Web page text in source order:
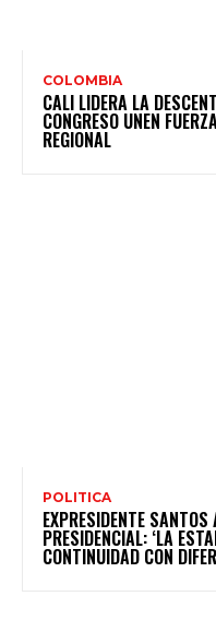
COLOMBIA
CALI LIDERA LA
CONGRESO UNEN
REGIONAL
POLITICA
EXPRESIDENTE
PRESIDENCIAL: ‘LA
CONTINUIDAD CON